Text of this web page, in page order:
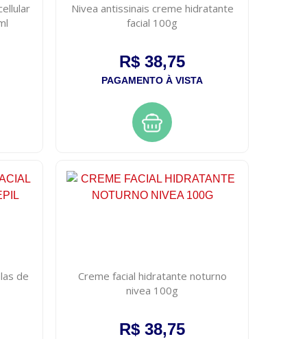
Nivea antissinais creme hidratante
facial 100g
R$ 38,75
PAGAMENTO À VISTA
de
Creme facial hidratante noturno
nivea 100g
R$ 38,75